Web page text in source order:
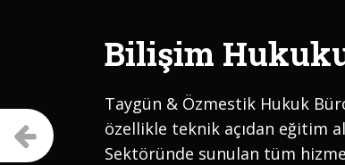
Bilişim
Taygün & Özmestik Hukuk
özellikle teknik açıdan eğitim
Sektöründe sunulan tüm
Önceki